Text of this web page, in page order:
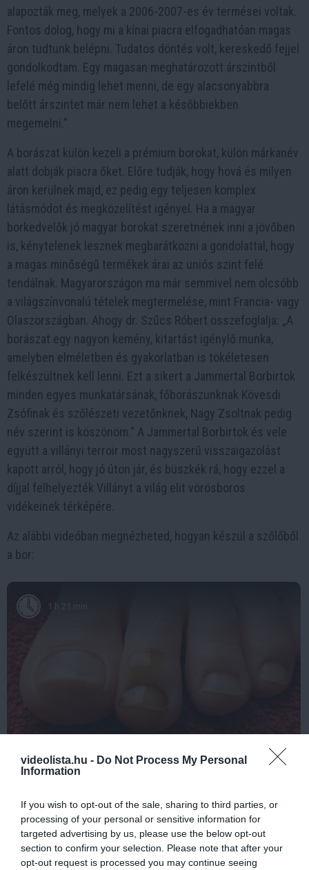
videolista.hu - Do Not Process My Personal
Information
If you wish to opt-out of the sale, sharing to third parties, or
processing of your personal or sensitive information for
targeted advertising by us, please use the below opt-out
section to confirm your selection. Please note that after your
opt-out request is processed you may continue seeing
alapozták meg, melyek a 2006-2007-es év termései voltak.
Fontos dolog, hogy mi a kínai piacra elfogadhatóan magas
áron tudtunk belépni. Tudatos döntés volt, kereskedő fejjel
gondolkodtam. Egy magasan meghatározott árszintből
lefelé még mindig lehet menni, de egy alacsonyabbra
belőtt árszintet már nem lehet a későbbiekben
megemelni.”
A borászat külön kezeli a prémium borokat, külön márkanév
alatt dobják piacra őket. Előre tudják, hogy hová és milyen
áron kerülnek majd, ez pedig egy teljesen komplex
látásmódot és megközelítést igényel. Ha a magyar
borkedvelők jó magyar borokat szeretnének inni a jövőben
is, kénytelenek lesznek megbarátkozni a gondolattal, hogy
a magas minőségű termékek árai az uniós szint felé
tendálnak. Magyarországon ma már semmivel nem olcsóbb
a világszínvonalú tételek megtermelése, mint Francia- vagy
Olaszországban. Ahogy dr. Szűcs Róbert összefoglalja: „A
borászat egy nagyon kemény, kitartást igénylő munka,
amelyben elméletben és gyakorlatban is tökéletesen
felkészültnek kell lenni. Ezt a sikert a Jammertal Borbirtok
minden egyes munkatársának, főborászunknak Kövesdi
Zsófinak és szőlészeti vezetőnknek, Nagy Zsoltnak pedig
név szerint is köszönöm.” A Jammertal Borbirtok és vele
együtt a villányi terroir most nagyszerű visszaigazolást
kapott arról, hogy jó úton jár, és büszkék rá, hogy ezzel a
díjjal felhelyezték Villányt a világ elit vörösboros
vidékeinek térképére.
Az alábbi videóban megnézheted, hogyan készül a szőlőből
a bor:
1 h 21 min
Fungus Is A Parasite, And It Dies From A Drop Of
Plain...
441 124